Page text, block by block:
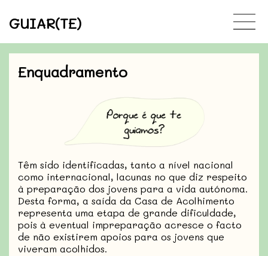
GUIAR(TE)
Enquadramento
Têm sido identificadas, tanto a nível nacional
como internacional, lacunas no que diz respeito
à preparação dos jovens para a vida autónoma.
Desta forma, a saída da Casa de Acolhimento
representa uma etapa de grande dificuldade,
pois à eventual impreparação acresce o facto
de não existirem apoios para os jovens que
viveram acolhidos.